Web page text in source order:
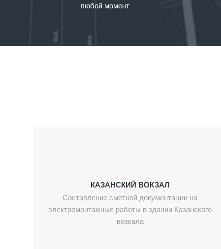
любой момент
КАЗАНСКИЙ ВОКЗАЛ
Составление сметной документации на
электромонтажные работы в здании Казанского
возкала